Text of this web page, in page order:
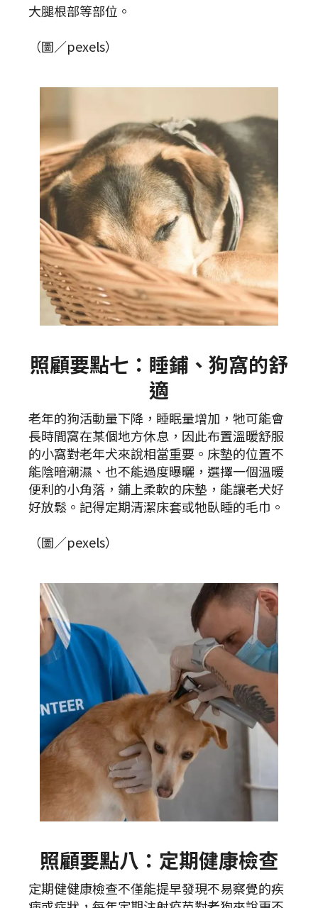
大腿根部等部位。
（圖／pexels）
照顧要點七：睡鋪、狗窩的舒
適
老年的狗活動量下降，睡眠量增加，牠可能會
長時間窩在某個地方休息，因此布置溫暖舒服
的小窩對老年犬來說相當重要。床墊的位置不
能陰暗潮濕、也不能過度曝曬，選擇一個溫暖
便利的小角落，鋪上柔軟的床墊，能讓老犬好
好放鬆。記得定期清潔床套或牠臥睡的毛巾。
（圖／pexels）
照顧要點八：定期健康檢查
定期健健康檢查不僅能提早發現不易察覺的疾